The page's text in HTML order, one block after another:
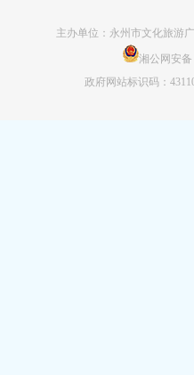
主办单位：永州市文化旅
湘公网安备
政府网站标识码：